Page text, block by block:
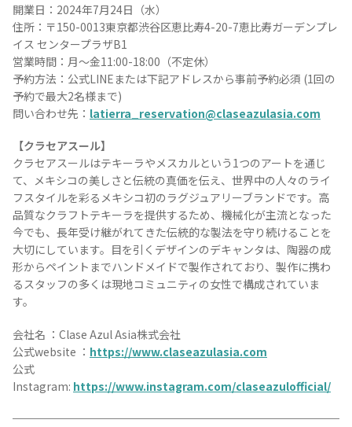
開業日：2024年7月24日（水）
住所：〒150-0013東京都渋谷区恵比寿4-20-7恵比寿ガーデンプレ
イス センタープラザB1
営業時間：月～金11:00-18:00（不定休）
予約方法：公式LINEまたは下記アドレスから事前予約必須 (1回の
予約で最大2名様まで)
問い合わせ先： latierra_reservation@claseazulasia.com
【クラセアスール】
クラセアスールはテキーラやメスカルという1つのアートを通じ
て、メキシコの美しさと伝統の真価を伝え、世界中の人々のライ
フスタイルを彩るメキシコ初のラグジュアリーブランドです。高
品質なクラフトテキーラを提供するため、機械化が主流となった
今でも、長年受け継がれてきた伝統的な製法を守り続けることを
大切にしています。目を引くデザインのデキャンタは、陶器の成
形からペイントまでハンドメイドで製作されており、製作に携わ
るスタッフの多くは現地コミュニティの女性で構成されていま
す。
会社名 ：Clase Azul Asia株式会社
公式website ： https://www.claseazulasia.com
公式
Instagram: https://www.instagram.com/claseazulofficial/